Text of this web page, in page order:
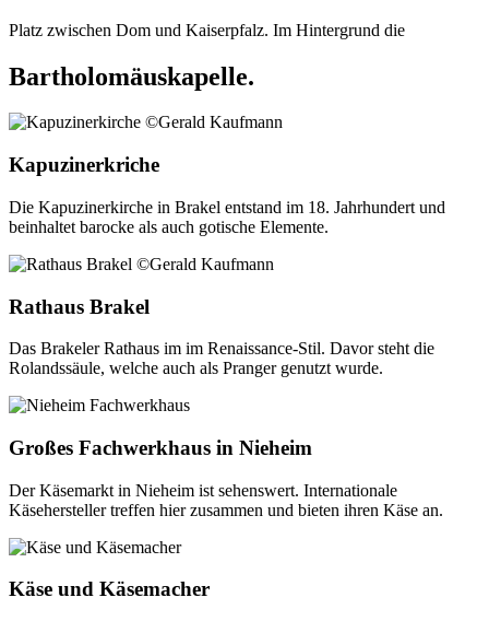
Platz zwischen Dom und Kaiserpfalz. Im Hintergrund die
Bartholomäuskapelle.
Kapuzinerkriche
Die Kapuzinerkirche in Brakel entstand im 18. Jahrhundert und
beinhaltet barocke als auch gotische Elemente.
Rathaus Brakel
Das Brakeler Rathaus im im Renaissance-Stil. Davor steht die
Rolandssäule, welche auch als Pranger genutzt wurde.
Großes Fachwerkhaus in Nieheim
Der Käsemarkt in Nieheim ist sehenswert. Internationale
Käsehersteller treffen hier zusammen und bieten ihren Käse an.
Käse und Käsemacher